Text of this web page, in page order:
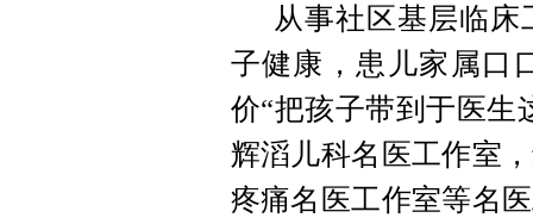
从事社区基层临
子健康，患儿家属口
价“把孩子带到于医生
辉滔儿科名医工作室
疼痛名医工作室等名